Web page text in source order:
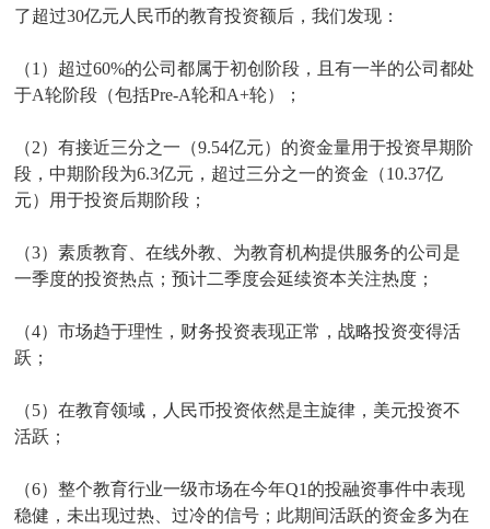
了超过30亿元人民币的教育投资额后，我们发现：
（1）超过60%的公司都属于初创阶段，且有一半的公司都处
于A轮阶段（包括Pre-A轮和A+轮）；
（2）有接近三分之一（9.54亿元）的资金量用于投资早期阶
段，中期阶段为6.3亿元，超过三分之一的资金（10.37亿
元）用于投资后期阶段；
（3）素质教育、在线外教、为教育机构提供服务的公司是
一季度的投资热点；预计二季度会延续资本关注热度；
（4）市场趋于理性，财务投资表现正常，战略投资变得活
跃；
（5）在教育领域，人民币投资依然是主旋律，美元投资不
活跃；
（6）整个教育行业一级市场在今年Q1的投融资事件中表现
稳健，未出现过热、过冷的信号；此期间活跃的资金多为在